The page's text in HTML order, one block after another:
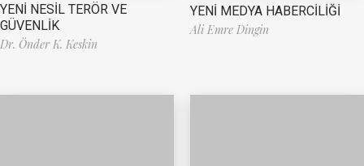
YENİ NESİL TERÖR VE
GÜVENLİK
Dr. Önder K. Keskin
YENİ MEDYA HABERCİLİĞİ
Ali Emre Dingin